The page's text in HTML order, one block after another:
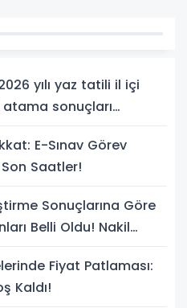
yılı yaz tatili il içi
sonuçları
E-Sınav Görev
Saatler!
Sonuçlarına Göre
Belli Oldu! Nakil
Fiyat Patlaması:
Kaldı!